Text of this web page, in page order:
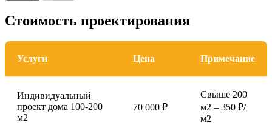
Стоимость проектирования
Услуги Цена Примечание
Индивидуальный
проект дома 100-200
м2
70 000 ₽
Свыше 200
м2 – 350 ₽/
м2